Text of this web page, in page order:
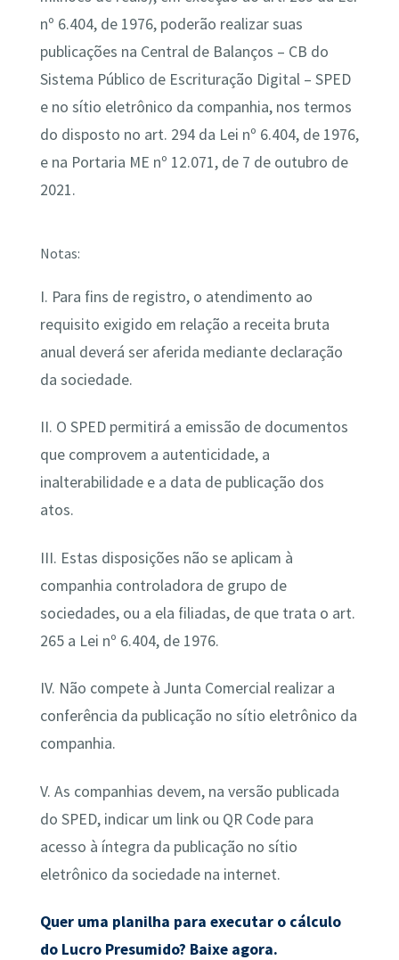
nº 6.404, de 1976, poderão realizar suas
publicações na Central de Balanços – CB do
Sistema Público de Escrituração Digital – SPED
e no sítio eletrônico da companhia, nos termos
do disposto no art. 294 da Lei nº 6.404, de 1976,
e na Portaria ME nº 12.071, de 7 de outubro de
2021.
Notas:
I. Para fins de registro, o atendimento ao
requisito exigido em relação a receita bruta
anual deverá ser aferida mediante declaração
da sociedade.
II. O SPED permitirá a emissão de documentos
que comprovem a autenticidade, a
inalterabilidade e a data de publicação dos
atos.
III. Estas disposições não se aplicam à
companhia controladora de grupo de
sociedades, ou a ela filiadas, de que trata o art.
265 a Lei nº 6.404, de 1976.
IV. Não compete à Junta Comercial realizar a
conferência da publicação no sítio eletrônico da
companhia.
V. As companhias devem, na versão publicada
do SPED, indicar um link ou QR Code para
acesso à íntegra da publicação no sítio
eletrônico da sociedade na internet.
Quer uma planilha para executar o cálculo
do Lucro Presumido? Baixe agora.